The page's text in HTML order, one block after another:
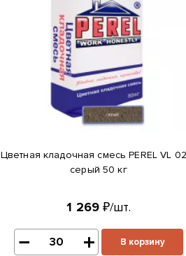
Цветная кладочная смесь PEREL VL
серый 50 кг
1 269 ₽/шт.
В корзину